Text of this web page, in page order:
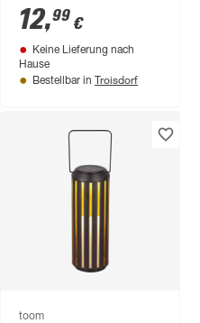
warmweiß IP 44 Ø
9,5 x 20 cm
12,99 €
Keine Lieferung nach
Hause
Bestellbar in Troisdorf
toom